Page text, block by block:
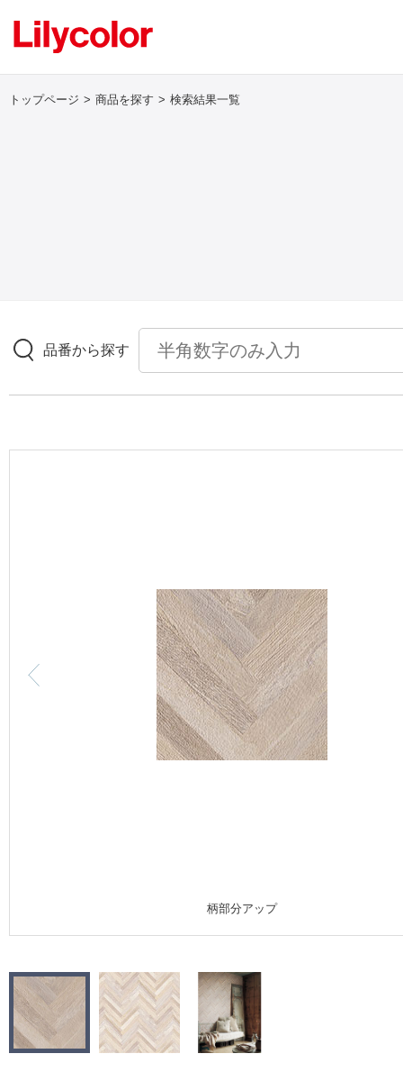
壁紙
カーテン
モデルハウス
新築戸建・マンション
#リリカラのある暮らし
トップページ 商品を探す 検索結果一覧
品番から探す
柄部分アップ